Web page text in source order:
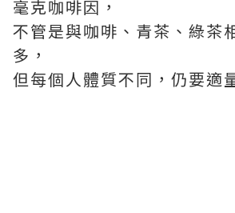
毫克咖啡因，
不管是與咖啡、青茶、綠茶
多，
但每個人體質不同，仍要適